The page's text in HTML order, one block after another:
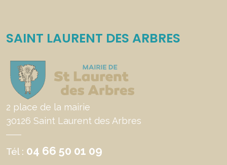
SAINT LAURENT DES ARBRES
2 place de la mairie
30126 Saint Laurent des Arbres
Tél : 04 66 50 01 09